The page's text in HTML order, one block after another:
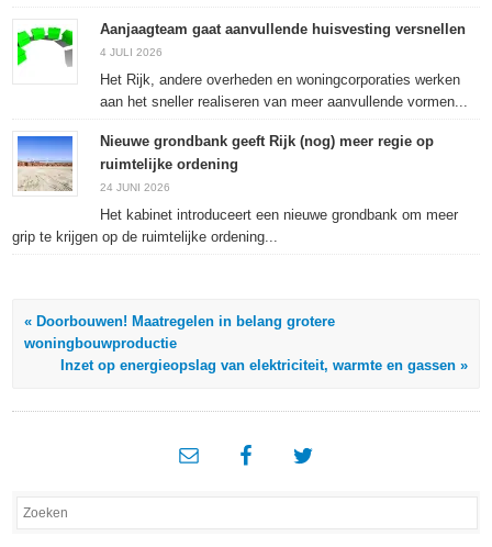
Aanjaagteam gaat aanvullende huisvesting versnellen
4 JULI 2026
Het Rijk, andere overheden en woningcorporaties werken
aan het sneller realiseren van meer aanvullende vormen...
Nieuwe grondbank geeft Rijk (nog) meer regie op
ruimtelijke ordening
24 JUNI 2026
Het kabinet introduceert een nieuwe grondbank om meer
grip te krijgen op de ruimtelijke ordening...
« Doorbouwen! Maatregelen in belang grotere
woningbouwproductie
Inzet op energieopslag van elektriciteit, warmte en gassen »